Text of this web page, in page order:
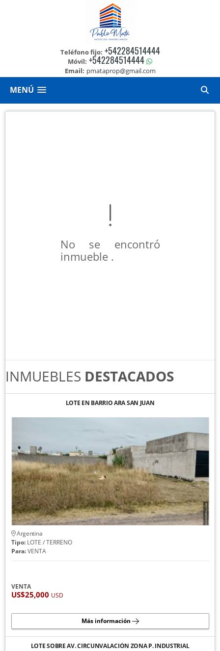
Teléfono fijo: +542284514444
Móvil: +542284514444
Email: pmataprop@gmail.com
MENÚ
No se encontró
inmueble .
INMUEBLES DESTACADOS
LOTE EN BARRIO ARA SAN JUAN
Argentina
Tipo:LOTE / TERRENO
Para:VENTA
VENTA
US$25,000 USD
Más información
LOTE SOBRE AV. CIRCUNVALACIÓN ZONA P. INDUSTRIAL